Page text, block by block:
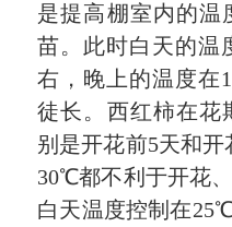
是提高棚室内的温
苗。此时白天的
右，晚上的温度
徒长。西红柿在花
别是开花前5天和
30℃都不利于开花
白天温度控制在